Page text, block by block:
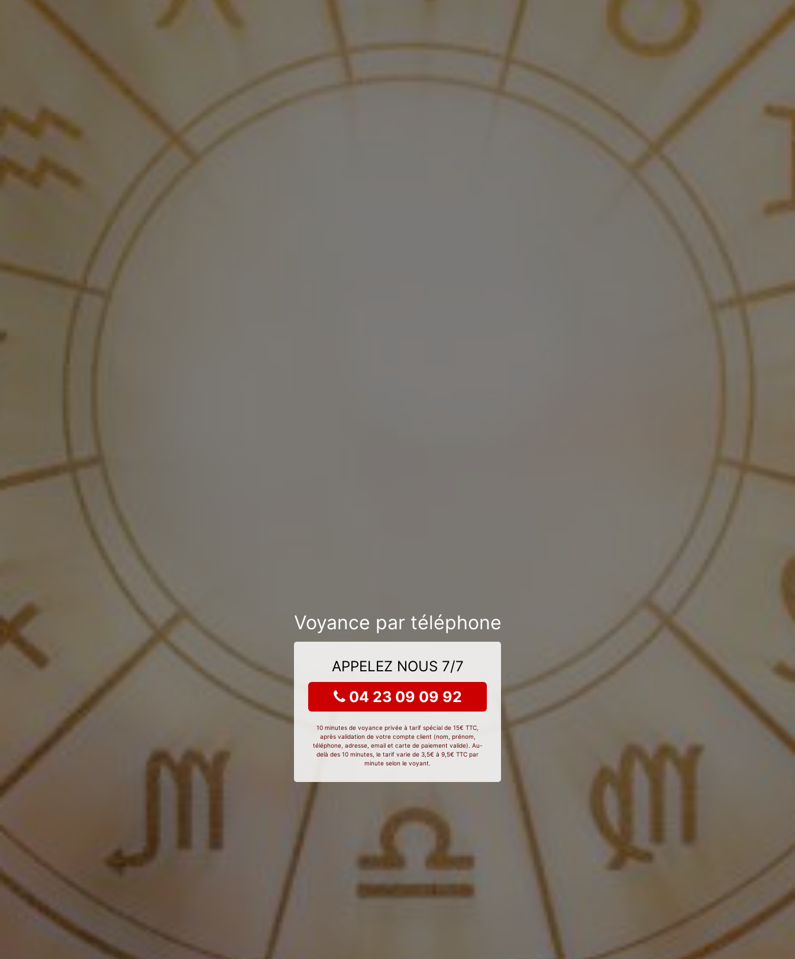
Voyance par téléphone
APPELEZ NOUS 7/7
04 23 09 09 92
10 minutes de voyance privée à tarif spécial de 15€ TTC,
après validation de votre compte client (nom, prénom,
téléphone, adresse, email et carte de paiement valide). Au-
delà des 10 minutes, le tarif varie de 3,5€ à 9,5€ TTC par
minute selon le voyant.